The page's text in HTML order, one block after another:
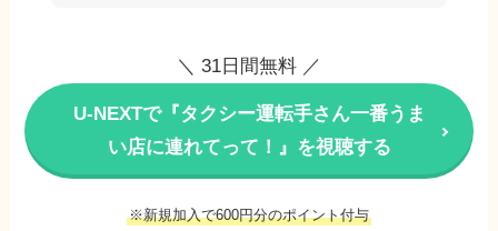
＼ 31日間無料 ／
U-NEXTで『タクシー運転手さん一番うま
い店に連れてって！』を視聴する
※新規加入で600円分のポイント付与